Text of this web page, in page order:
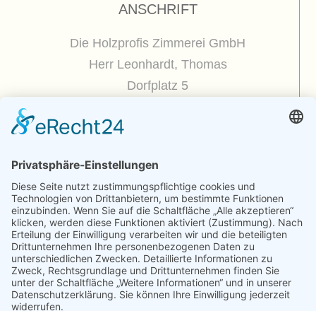
ANSCHRIFT
Die Holzprofis Zimmerei GmbH
Herr Leonhardt, Thomas
Dorfplatz 5
(Google Maps / Routenplaner
Kontakt
Telefon : +49.351.270 56 50
Telefax : +49.351.270 56 70
Funk: +49.175.225 51 50
E-mail : zimmerei@holzprofis.de